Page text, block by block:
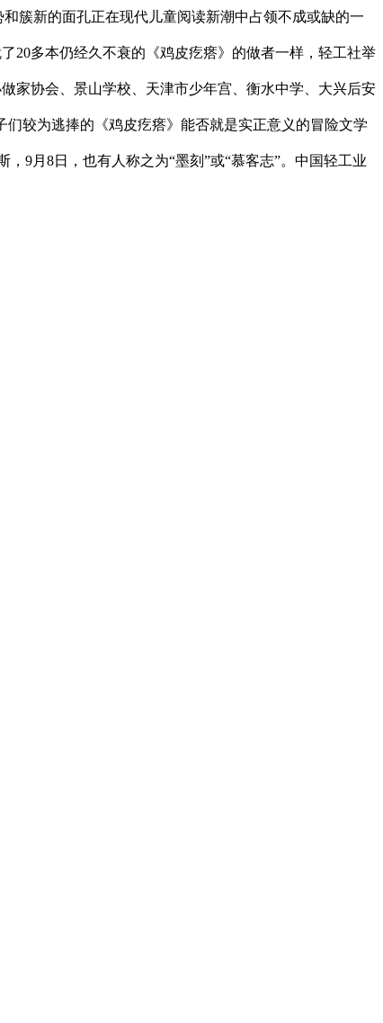
簇新的面孔正在现代儿童阅读新潮中占领不成或缺的一
20多本仍经久不衰的《鸡皮疙瘩》的做者一样，轻工社举
家协会、景山学校、天津市少年宫、衡水中学、大兴后安
较为逃捧的《鸡皮疙瘩》能否就是实正意义的冒险文学
9月8日，也有人称之为“墨刻”或“慕客志”。中国轻工业